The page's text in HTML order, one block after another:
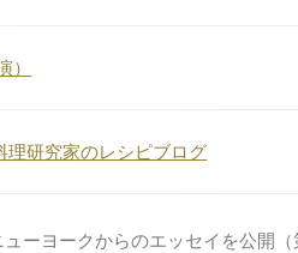
研究家のレシピブログ
ーヨークからのエッセイを公開（